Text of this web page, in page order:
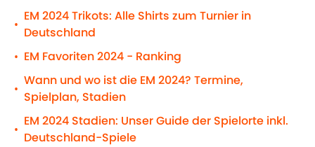
•
EM 2024 Trikots: Alle Shirts zum Turnier in
Deutschland
• EM Favoriten 2024 - Ranking
•
Wann und wo ist die EM 2024? Termine,
Spielplan, Stadien
•
EM 2024 Stadien: Unser Guide der Spielorte inkl.
Deutschland-Spiele